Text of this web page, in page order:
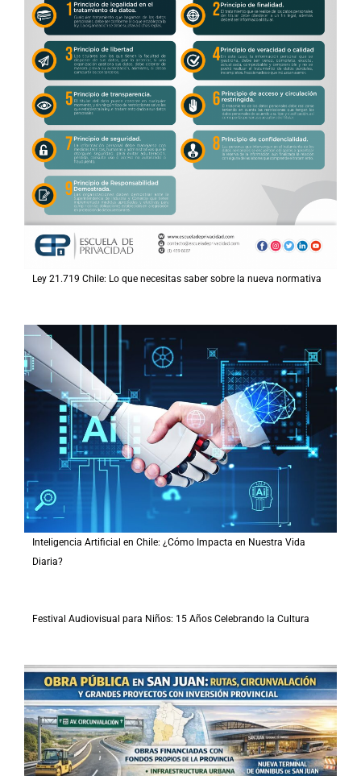
Ley 21.719 Chile: Lo que necesitas saber sobre la nueva normativa
Inteligencia Artificial en Chile: ¿Cómo Impacta en Nuestra Vida
Diaria?
Festival Audiovisual para Niños: 15 Años Celebrando la Cultura